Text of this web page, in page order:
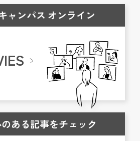
ャンパス オンライン
のある記事をチェック